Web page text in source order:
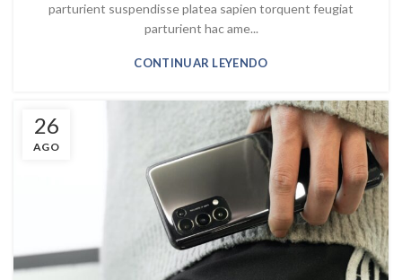
parturient suspendisse platea sapien torquent feugiat
parturient hac ame...
CONTINUAR LEYENDO
26
AGO